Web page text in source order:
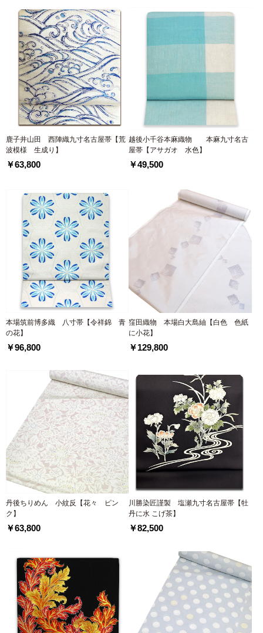
鹿子井山田 西陣織九寸名古屋帯【荒
波模様 生成り】
￥63,800
越後小千谷本麻織物 本麻九寸名古
屋帯【アサガオ 水色】
￥49,500
本場筑前博多織 八寸帯【令祥錦 青
の花】
￥96,800
窪田織物 本場白大島紬【白色 色紙
に小花】
￥129,800
丹後ちりめん 小紋反【花々 ピン
ク】
￥63,800
川勝染匠謹製 塩瀬九寸名古屋帯【牡
丹に水 こげ茶】
￥82,500